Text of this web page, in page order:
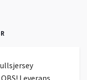
Leverans